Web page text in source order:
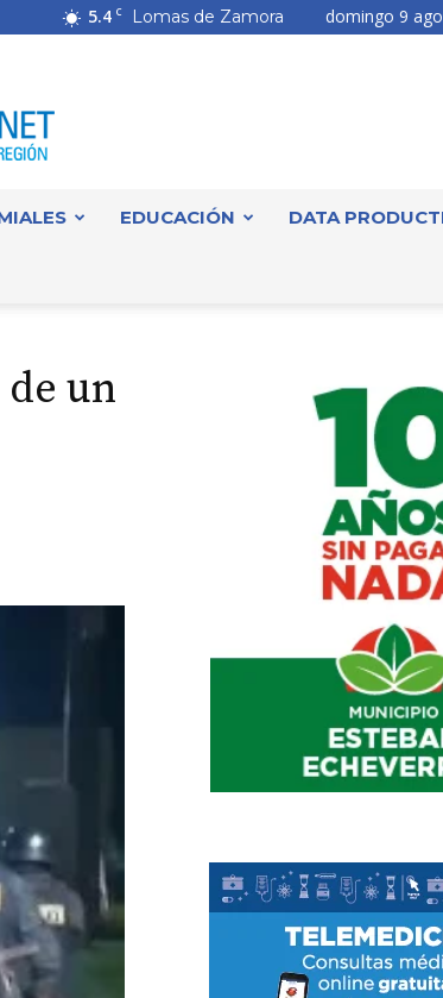
5.4 C Lomas de Zamora domingo 9
EDUCACIÓN DATA
un